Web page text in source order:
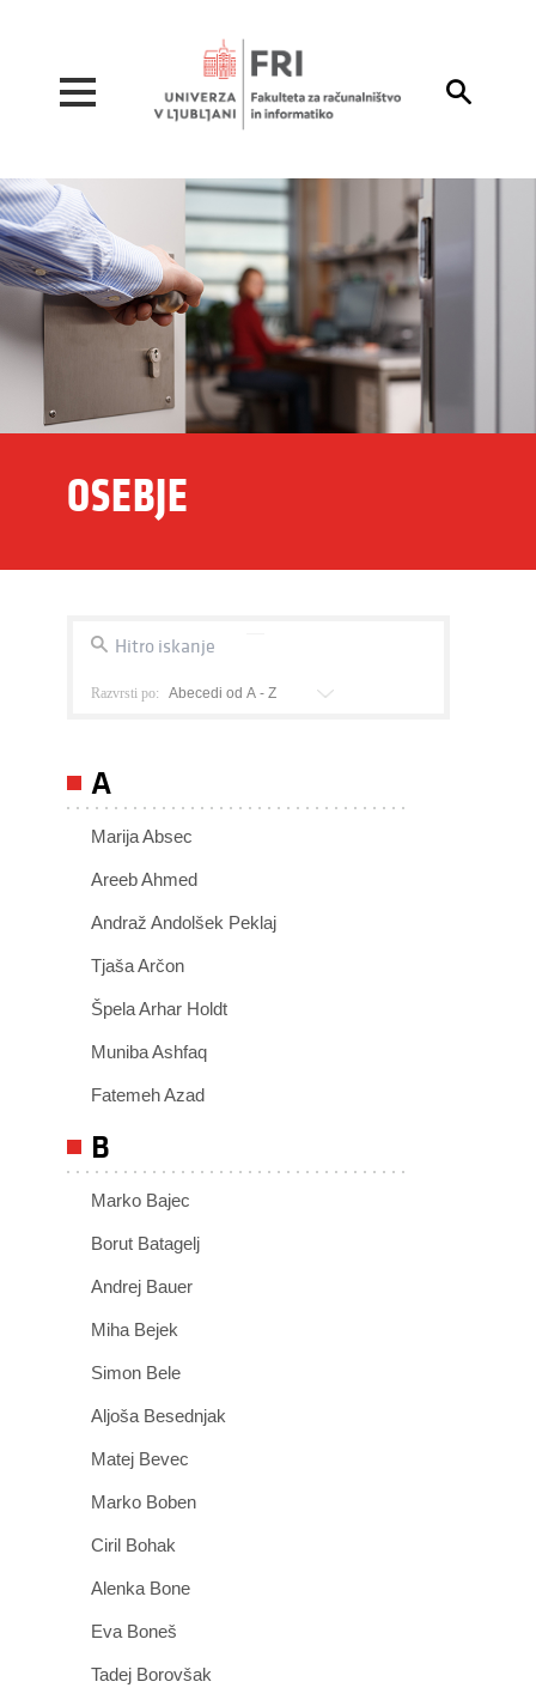

OSEBJE
Razvrsti po:
A
Marija Absec
Areeb Ahmed
Andraž Andolšek Peklaj
Tjaša Arčon
Špela Arhar Holdt
Muniba Ashfaq
Fatemeh Azad
B
Marko Bajec
Borut Batagelj
Andrej Bauer
Miha Bejek
Simon Bele
Aljoša Besednjak
Matej Bevec
Marko Boben
Ciril Bohak
Alenka Bone
Eva Boneš
Tadej Borovšak